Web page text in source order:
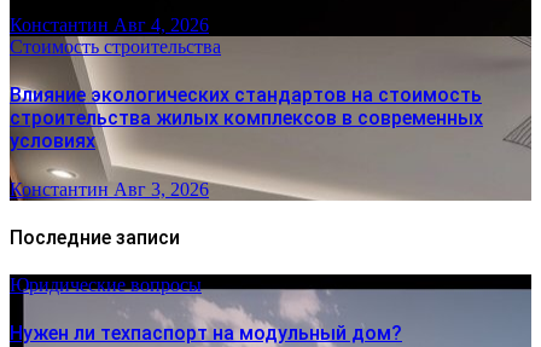
Константин Авг 4, 2026
Стоимость строительства
Влияние экологических стандартов на стоимость
строительства жилых комплексов в современных
условиях
Константин Авг 3, 2026
Последние записи
Юридические вопросы
Нужен ли техпаспорт на модульный дом?